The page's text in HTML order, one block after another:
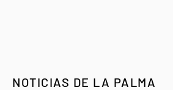
NOTICIAS DE LA PALMA